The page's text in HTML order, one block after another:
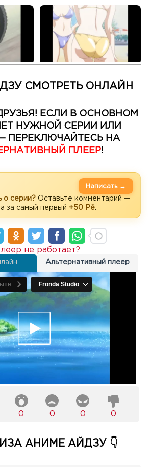
СМОТРЕТЬ ОНЛАЙН
ЕСЛИ В ОСНОВНОМ
НУЖНОЙ СЕРИИ ИЛИ
ПЕРЕКЛЮЧАЙТЕСЬ НА
ПЛЕЕР!
о серии? Оставьте комментарий —
, а за самый первый +50 Рё
Написать →
Альтернативный плеер
не работает?
0 0 0 0
АНИМЕ АЙДЗУ 👇